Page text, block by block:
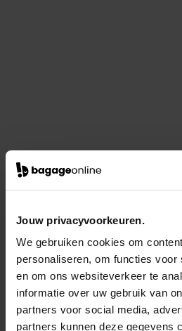
Jouw privacyvoorkeuren.
We gebruiken cookies om
personaliseren, om functies voor
en om ons websiteverkeer te
informatie over uw gebruik van
partners voor social media,
partners kunnen deze gegevens